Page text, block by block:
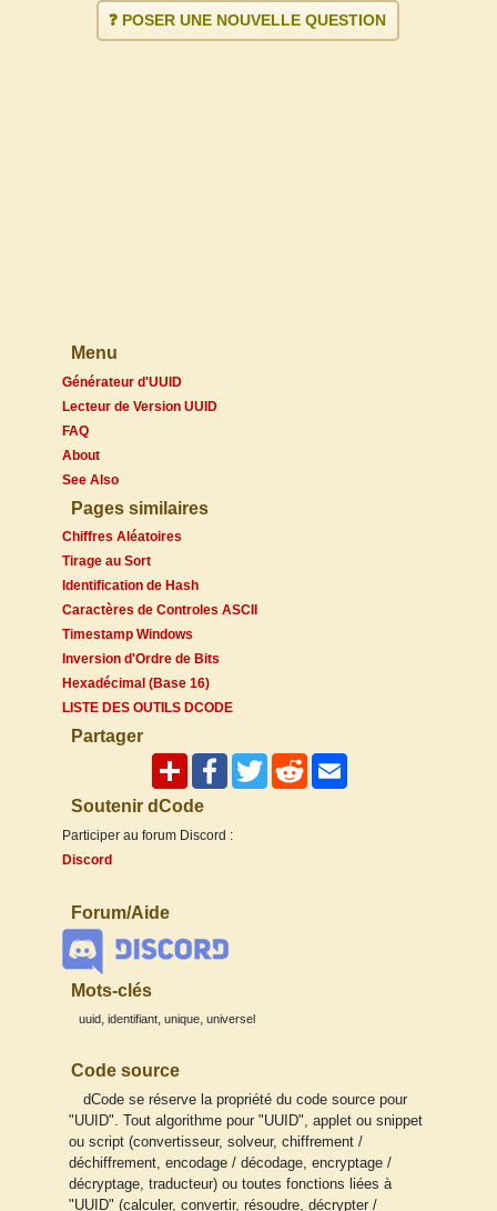
❓ POSER UNE NOUVELLE QUESTION
Menu
Générateur d'UUID
Lecteur de Version UUID
FAQ
About
See Also
Pages similaires
Chiffres Aléatoires
Tirage au Sort
Identification de Hash
Caractères de Controles ASCII
Timestamp Windows
Inversion d'Ordre de Bits
Hexadécimal (Base 16)
LISTE DES OUTILS DCODE
Partager
Soutenir dCode
Participer au forum Discord :
Discord
Forum/Aide
Mots-clés
uuid, identifiant, unique, universel
Code source
dCode se réserve la propriété du code source pour
"UUID". Tout algorithme pour "UUID", applet ou snippet
ou script (convertisseur, solveur, chiffrement /
déchiffrement, encodage / décodage, encryptage /
décryptage, traducteur) ou toutes fonctions liées à
"UUID" (calculer, convertir, résoudre, décrypter /